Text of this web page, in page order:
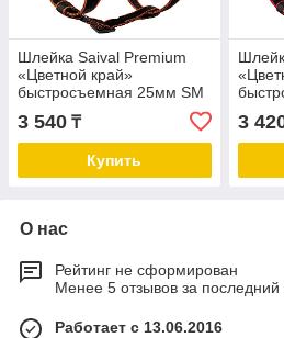
Шлейка Saival Premium
«Цветной край»
быстросъемная 25мм SМ
3 540 ₸
Купить
3
О нас
Рейтинг не сформирован
Менее 5 отзывов за последний
Работает с 13.06.2016